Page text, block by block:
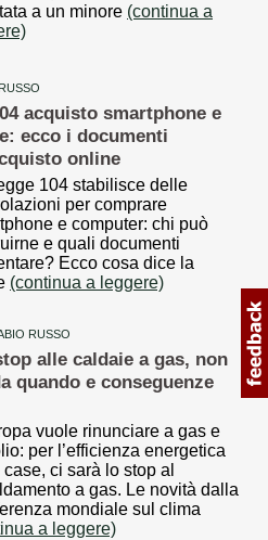
a un minore (continua a
acquisto smartphone e
ecco i documenti
online
104 stabilisce delle
per comprare
e computer: chi può
e quali documenti
Ecco cosa dice la
(continua a leggere)
RUSSO
alle caldaie a gas, non
quando e conseguenze
vuole rinunciare a gas e
per l’efficienza energetica
ci sarà lo stop al
a gas. Le novità dalla
mondiale sul clima
a leggere)